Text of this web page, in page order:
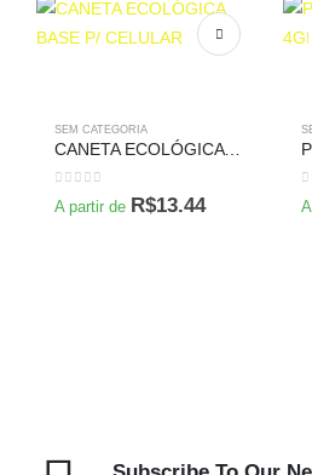
SEM CATEGORIA
CANETA ECOLÓGICA BASE P/ CELULAR
0 de 5
A partir de R$13.44 0